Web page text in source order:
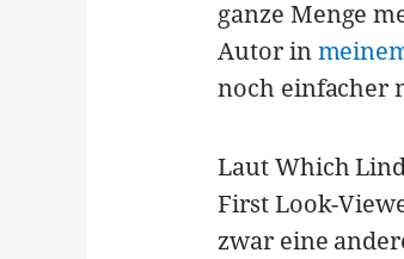
ganze Menge
Autor in
noch einfacher
Laut Which
First Look-
zwar eine